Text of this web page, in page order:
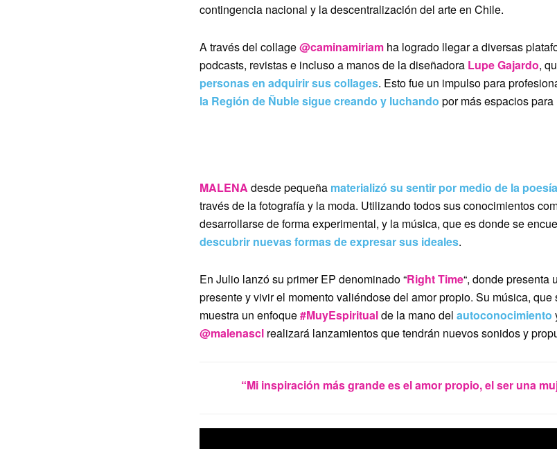
contingencia nacional y la descentralización del arte en Chile.
A través del collage@caminamiriam ha logrado llegar a diversas
podcasts, revistas e incluso a manos de la diseñadora Lupe Gajardo,
personas en adquirir sus collages. Esto fue un impulso para
la Región de Ñuble sigue creando y luchando por más espacios
MALENA desde pequeña materializó su sentir por medio de la poesía
través de la fotografía y la moda. Utilizando todos sus conocimientos
desarrollarse de forma experimental, y la música, que es donde se
descubrir nuevas formas de expresar sus ideales.
En Julio lanzó su primer EP denominado “Right Time“, donde presenta
presente y vivir el momento valiéndose del amor propio. Su música, que
muestra un enfoque#MuyEspiritualde la mano del autoconocimiento
@malenascl realizará lanzamientos que tendrán nuevos sonidos y
“Mi inspiración más grande es el amor propio,el ser una